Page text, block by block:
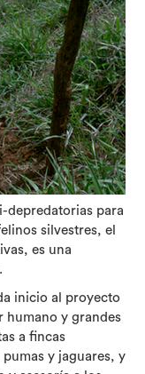
depredatorias para
silvestres, el
es una
inicio al proyecto
humano y grandes
a fincas
y jaguares, y